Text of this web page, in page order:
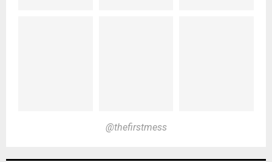
@thefirstmess